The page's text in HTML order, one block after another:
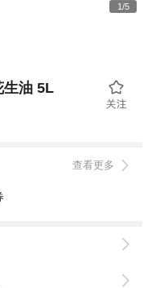
1/5
生油 5L
查看更多